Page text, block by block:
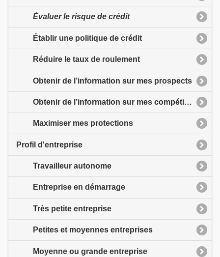
Évaluer le risque de crédit
Établir une politique de crédit
Réduire le taux de roulement
Obtenir de l’information sur mes prospects
Obtenir de l’information sur mes compétiteurs
Maximiser mes protections
Profil d'entreprise
Travailleur autonome
Entreprise en démarrage
Très petite entreprise
Petites et moyennes entreprises
Moyenne ou grande entreprise